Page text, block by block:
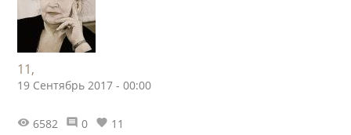
11,
19 Сентябрь 2017 - 00:00
6582 0 11